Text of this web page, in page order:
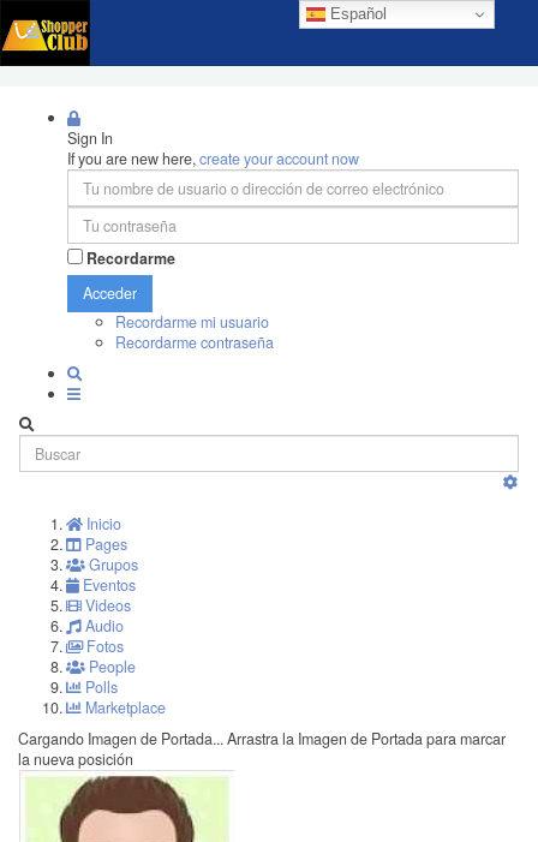
Español
Sign In
If you are new here,create your account now
Recordarme
Acceder
Recordarme mi usuario
Recordarme contraseña
Inicio
Pages
Grupos
Eventos
Videos
Audio
Fotos
People
Polls
Marketplace
Cargando Imagen de Portada... Arrastra la Imagen de Portada para marcar
la nueva posición